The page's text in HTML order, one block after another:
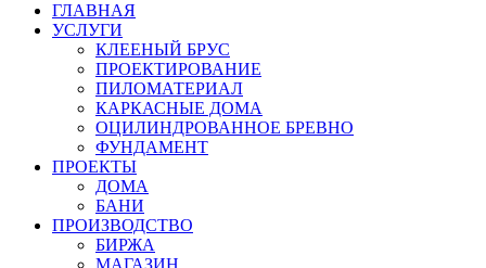
ГЛАВНАЯ
УСЛУГИ
КЛЕЕНЫЙ БРУС
ПРОЕКТИРОВАНИЕ
ПИЛОМАТЕРИАЛ
КАРКАСНЫЕ ДОМА
ОЦИЛИНДРОВАННОЕ БРЕВНО
ФУНДАМЕНТ
ПРОЕКТЫ
ДОМА
БАНИ
ПРОИЗВОДСТВО
БИРЖА